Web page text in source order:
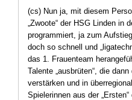
(cs) Nun ja, mit diesem
„Zwoote“ der HSG Linden in
programmiert, ja zum
doch so schnell und
das 1. Frauenteam
Talente „ausbrüten“, die
verstärken und in
Spielerinnen aus der